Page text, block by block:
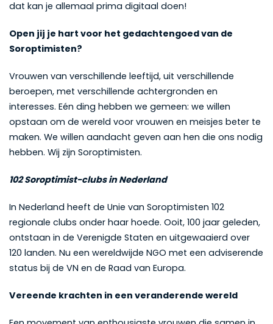
dat kan je allemaal prima digitaal doen!
Open jij je hart voor het gedachtengoed van de
Soroptimisten?
Vrouwen van verschillende leeftijd, uit verschillende
beroepen, met verschillende achtergronden en
interesses. Eén ding hebben we gemeen: we willen
opstaan om de wereld voor vrouwen en meisjes beter te
maken. We willen aandacht geven aan hen die ons nodig
hebben. Wij zijn Soroptimisten.
102 Soroptimist-clubs in Nederland
In Nederland heeft de Unie van Soroptimisten 102
regionale clubs onder haar hoede. Ooit, 100 jaar geleden,
ontstaan in de Verenigde Staten en uitgewaaierd over
120 landen. Nu een wereldwijde NGO met een adviserende
status bij de VN en de Raad van Europa.
Vereende krachten in een veranderende wereld